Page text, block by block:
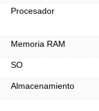
Procesador
Memoria RAM
SO
Almacenamiento